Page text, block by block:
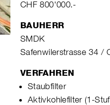
CHF 800'000.-
BAUHERR
SMDK
Safenwilerstrasse 34 /
VERFAHREN
Staubfilter
Aktivkohlefilter (1-